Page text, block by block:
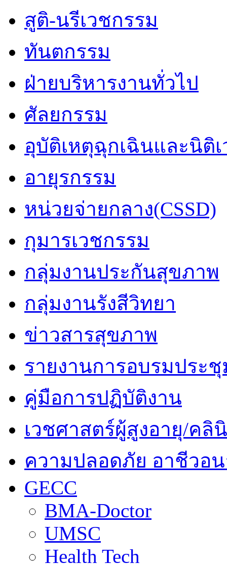
สูติ-นรีเวชกรรม
ทันตกรรม
ฝ่ายบริหารงานทั่วไป
ศัลยกรรม
อุบัติเหตุฉุกเฉินและนิติ
อายุรกรรม
หน่วยจ่ายกลาง(CSSD)
กุมารเวชกรรม
กลุ่มงานประกันสุขภาพ
กลุ่มงานรังสีวิทยา
ข่าวสารสุขภาพ
รายงานการอบรมประ
คู่มือการปฏิบัติงาน
เวชศาสตร์ผู้สูงอายุ/คลิ
ความปลอดภัย อาชีวอ
GECC
BMA-Doctor
UMSC
Health Tech